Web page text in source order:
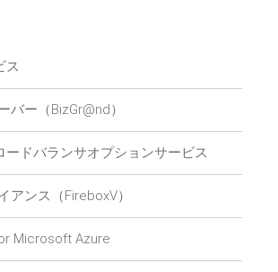
ス
バー（BizGr@nd）
ードバランサオプションサービス
アンス（FireboxV）
Microsoft Azure